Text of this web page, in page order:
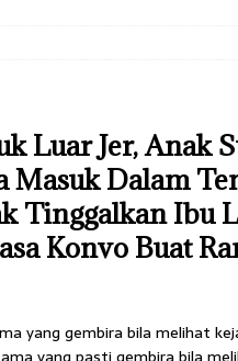
Luar Jer, Anak
Masuk Dalam
Tinggalkan Ibu
Konvo Buat
yang gembira bila melihat